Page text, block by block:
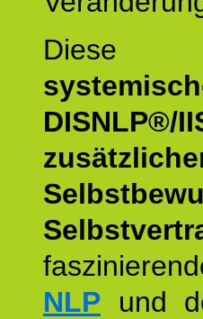
Diese
NLP und